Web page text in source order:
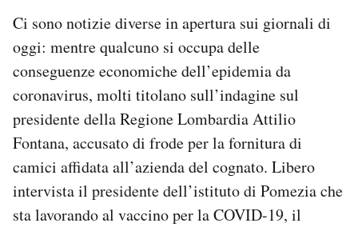
I MIEI PREFERITI
SHOP
AREA PERSONALE
Area Personale
Ci sono notizie diverse in apertura sui giornali di
oggi: mentre qualcuno si occupa delle
conseguenze economiche dell’epidemia da
coronavirus, molti titolano sull’indagine sul
presidente della Regione Lombardia Attilio
Fontana, accusato di frode per la fornitura di
camici affidata all’azienda del cognato. Libero
intervista il presidente dell’istituto di Pomezia che
sta lavorando al vaccino per la COVID-19, il